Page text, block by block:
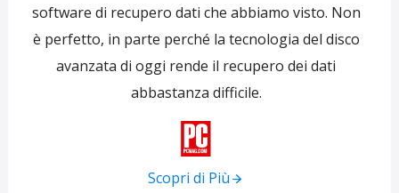
software di recupero dati che abbiamo visto. Non
è perfetto, in parte perché la tecnologia del disco
avanzata di oggi rende il recupero dei dati
abbastanza difficile.

Scopri di Più